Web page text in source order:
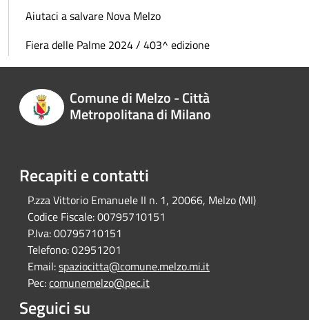
Aiutaci a salvare Nova Melzo
Fiera delle Palme 2024 / 403^ edizione
Comune di Melzo - Città
Metropolitana di Milano
Recapiti e contatti
P.zza Vittorio Emanuele II n. 1, 20066, Melzo (MI)
Codice Fiscale:00795710151
P.Iva:00795710151
Telefono:02951201
Email:spaziocitta@comune.melzo.mi.it
Pec:comunemelzo@pec.it
Seguici su